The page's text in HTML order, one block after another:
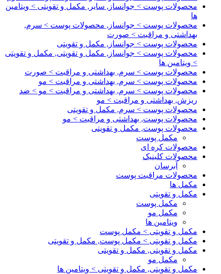
محصولات پوست > جوانساز, سایر, مکمل و تقویتی > ویتامین
ها
محصولات پوست > جوانساز, محصولات پوست > سرم,
بهداشتی و مراقبت > صورت
محصولات پوست > جوانساز, مکمل و تقویتی
محصولات پوست > جوانساز, مکمل و تقویتی, مکمل و تقویتی
> ویتامین ها
محصولات پوست > سرم, بهداشتی و مراقبت > صورت
محصولات پوست > سرم, بهداشتی و مراقبت > مو
محصولات پوست > سرم, بهداشتی و مراقبت > مو > ضد
ریزش, بهداشتی و مراقبت > مو
محصولات پوست > سرم, مکمل و تقویتی
محصولات پوست, بهداشتی و مراقبت > مو
محصولات پوست, مکمل و تقویتی
مکمل پوست
محصولات کره ای
محصولات کلینیک
آبرسان
محصولات مراقبت پوست
مکمل ها
مکمل و تقویتی
مکمل پوست
مکمل مو
ویتامین ها
مکمل و تقویتی > مکمل پوست
مکمل و تقویتی > مکمل پوست, مکمل و تقویتی
مکمل و تقویتی, مکمل و تقویتی
مکمل مو
مکمل و تقویتی, مکمل و تقویتی > ویتامین ها